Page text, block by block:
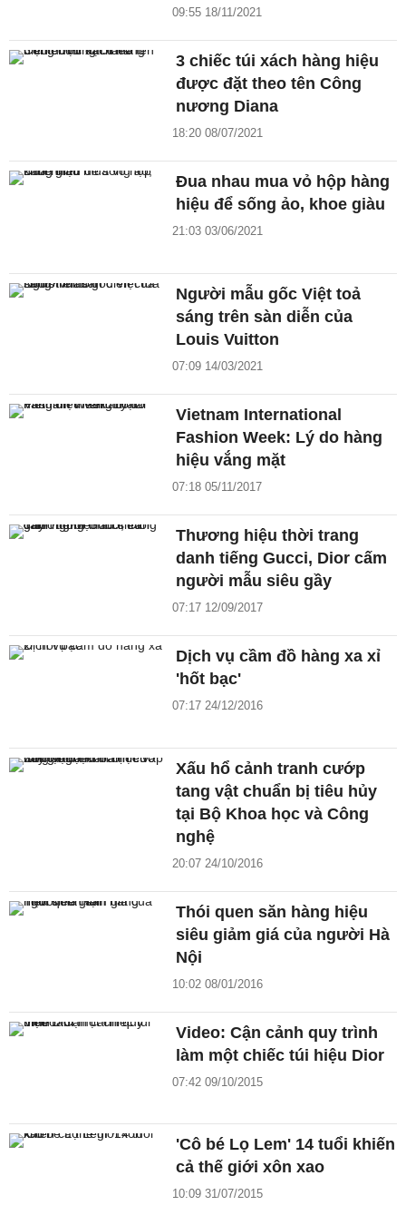
09:55 18/11/2021
3 chiếc túi xách hàng hiệu
được đặt theo tên Công
nương Diana
18:20 08/07/2021
Đua nhau mua vỏ hộp hàng
hiệu để sống ảo, khoe giàu
21:03 03/06/2021
Người mẫu gốc Việt toả
sáng trên sàn diễn của
Louis Vuitton
07:09 14/03/2021
Vietnam International
Fashion Week: Lý do hàng
hiệu vắng mặt
07:18 05/11/2017
Thương hiệu thời trang
danh tiếng Gucci, Dior cấm
người mẫu siêu gầy
07:17 12/09/2017
Dịch vụ cầm đồ hàng xa xỉ
'hốt bạc'
07:17 24/12/2016
Xấu hổ cảnh tranh cướp
tang vật chuẩn bị tiêu hủy
tại Bộ Khoa học và Công
nghệ
20:07 24/10/2016
Thói quen săn hàng hiệu
siêu giảm giá của người Hà
Nội
10:02 08/01/2016
Video: Cận cảnh quy trình
làm một chiếc túi hiệu Dior
07:42 09/10/2015
'Cô bé Lọ Lem' 14 tuổi khiến
cả thế giới xôn xao
10:09 31/07/2015